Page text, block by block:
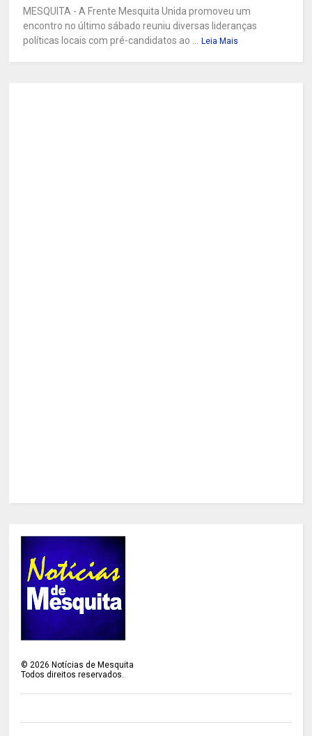
MESQUITA - A Frente Mesquita Unida promoveu um
encontro no último sábado reuniu diversas lideranças
políticas locais com pré-candidatos ao ... Leia Mais
©2026 Notícias de Mesquita
Todos direitos reservados.